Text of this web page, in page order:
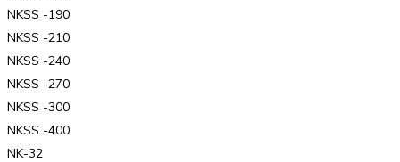
NKSS -190
NKSS -210
NKSS -240
NKSS -270
NKSS -300
NKSS -400
NK-32